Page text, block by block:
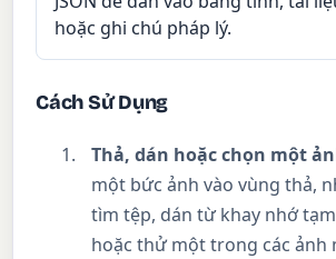
hoặc ghi chú pháp lý.
Cách Sử Dụng
Thả, dán hoặc chọn một
một bức ảnh vào vùng thả,
tìm tệp, dán từ khay nhớ
hoặc thử một trong các ảnh